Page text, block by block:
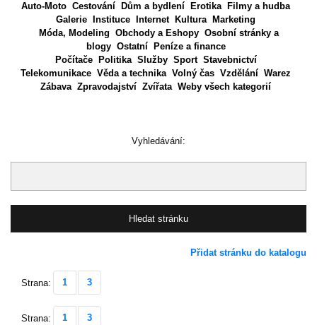
Auto-Moto Cestování Dům a bydlení Erotika
Filmy a hudba
Galerie
Instituce Internet Kultura
Marketing
Móda, Modeling Obchody a Eshopy Osobní stránky a
blogy Ostatní
Peníze a finance
Počítače
Politika Služby Sport Stavebnictví
Telekomunikace Věda a technika Volný čas Vzdělání Warez
Zábava Zpravodajství Zvířata Weby všech kategorií
Vyhledávání:
Přidat stránku do katalogu
Strana: 1 3
Strana: 1 3